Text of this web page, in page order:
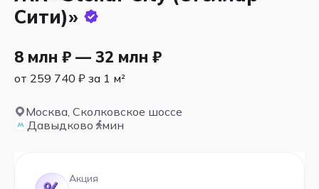
Сити)»
8 млн ₽ — 32 млн ₽
от 259 740 ₽ за 1 м²
Москва, Сколковское шоссе
Давыдково
мин
Акция